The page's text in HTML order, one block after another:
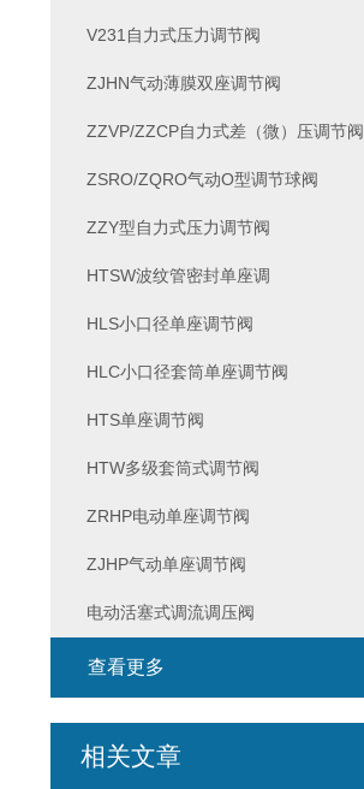
V231自力式压力调节阀
ZJHN气动薄膜双座调节阀
ZZVP/ZZCP自力式差（微）压调节阀
ZSRO/ZQRO气动O型调节球阀
ZZY型自力式压力调节阀
HTSW波纹管密封单座调
HLS小口径单座调节阀
HLC小口径套筒单座调节阀
HTS单座调节阀
HTW多级套筒式调节阀
ZRHP电动单座调节阀
ZJHP气动单座调节阀
电动活塞式调流调压阀
查看更多
相关文章